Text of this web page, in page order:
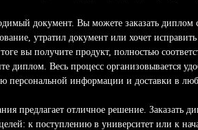
документ. Вы можете заказать диплом
утратил документ или хочет
вы получите продукт, полностью
диплом. Весь процесс организовывается
персональной информации и доставки в
предлагает отличное решение. Заказать
к поступлению в университет или к